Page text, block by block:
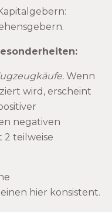
Wenn
wird, erscheint
negativen
2 teilweise
hier konsistent.